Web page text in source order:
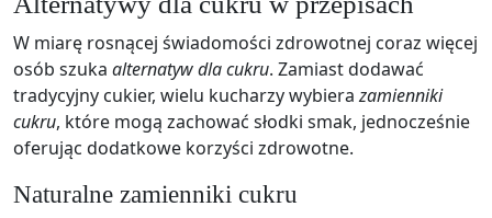
W miarę rosnącej świadomości zdrowotnej coraz więcej
osób szuka alternatyw dla cukru. Zamiast dodawać
tradycyjny cukier, wielu kucharzy wybierazamienniki
cukru, które mogą zachować słodki smak, jednocześnie
oferując dodatkowe korzyści zdrowotne.
Naturalne zamienniki cukru